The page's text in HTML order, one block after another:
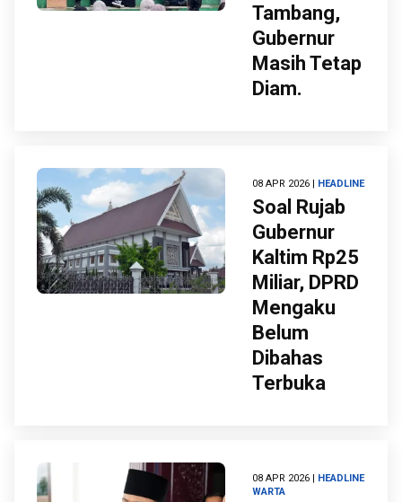
Tambang,
Gubernur
Masih Tetap
Diam.
08 APR 2026 | HEADLINE
Soal Rujab
Gubernur
Kaltim Rp25
Miliar, DPRD
Mengaku
Belum
Dibahas
Terbuka
08 APR 2026 | HEADLINE
WARTA